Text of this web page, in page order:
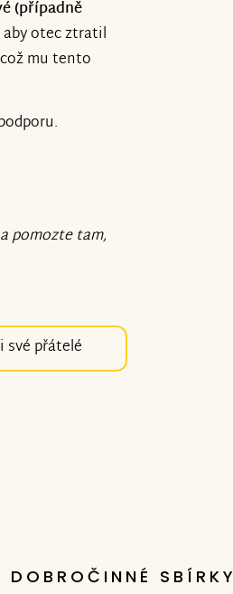
(případně
otec ztratil
mu tento
a pomozte tam,
své přátelé
DOBROČINNÉ SBÍRKY